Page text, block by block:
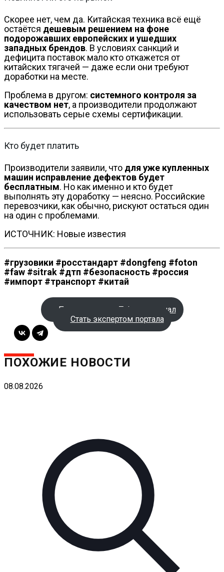
Скорее нет, чем да. Китайская техника всё ещё
остаётся дешевым решением на фоне
подорожавших европейских и ушедших
западных брендов. В условиях санкций и
дефицита поставок мало кто откажется от
китайских тягачей — даже если они требуют
доработки на месте.
Проблема в другом: системного контроля за
качеством нет, а производители продолжают
использовать серые схемы сертификации.
Кто будет платить
Производители заявили, что для уже купленных
машин исправление дефектов будет
бесплатным. Но как именно и кто будет
выполнять эту доработку — неясно. Российские
перевозчики, как обычно, рискуют остаться один
на один с проблемами.
ИСТОЧНИК: Новые известия
#грузовики #росстандарт #dongfeng #foton
#faw #sitrak #дтп #безопасность #россия
#импорт #транспорт #китай
Подписаться на Telegram-канал
Стать экспертом портала
ПОХОЖИЕ НОВОСТИ
08.08.2026